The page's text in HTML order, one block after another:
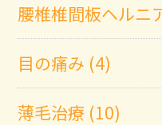
腰椎椎間板ヘルニ
目の痛み (4)
薄毛治療 (10)